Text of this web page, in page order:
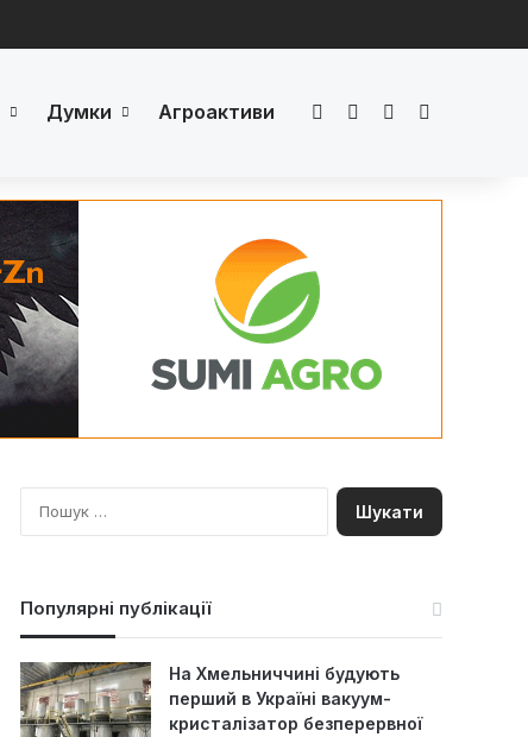
Думки Агроактиви FacebookLinkedInYouTube
П
о
Популярні публікації
На Хмельниччині будують
перший в Україні вакуум-
кристалізатор безперервної